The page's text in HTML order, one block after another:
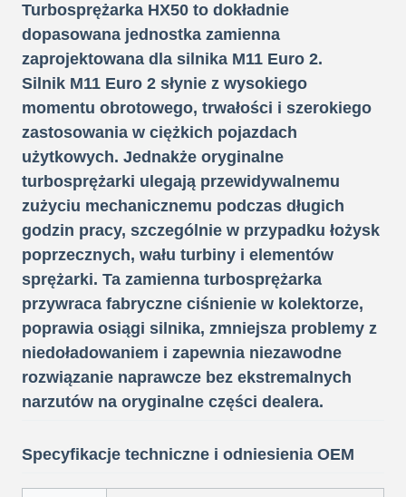
Turbosprężarka HX50 to dokładnie
dopasowana jednostka zamienna
zaprojektowana dla silnika M11 Euro 2.
Silnik M11 Euro 2 słynie z wysokiego
momentu obrotowego, trwałości i szerokiego
zastosowania w ciężkich pojazdach
użytkowych. Jednakże oryginalne
turbosprężarki ulegają przewidywalnemu
zużyciu mechanicznemu podczas długich
godzin pracy, szczególnie w przypadku łożysk
poprzecznych, wału turbiny i elementów
sprężarki. Ta zamienna turbosprężarka
przywraca fabryczne ciśnienie w kolektorze,
poprawia osiągi silnika, zmniejsza problemy z
niedoładowaniem i zapewnia niezawodne
rozwiązanie naprawcze bez ekstremalnych
narzutów na oryginalne części dealera.
Specyfikacje techniczne i odniesienia OEM